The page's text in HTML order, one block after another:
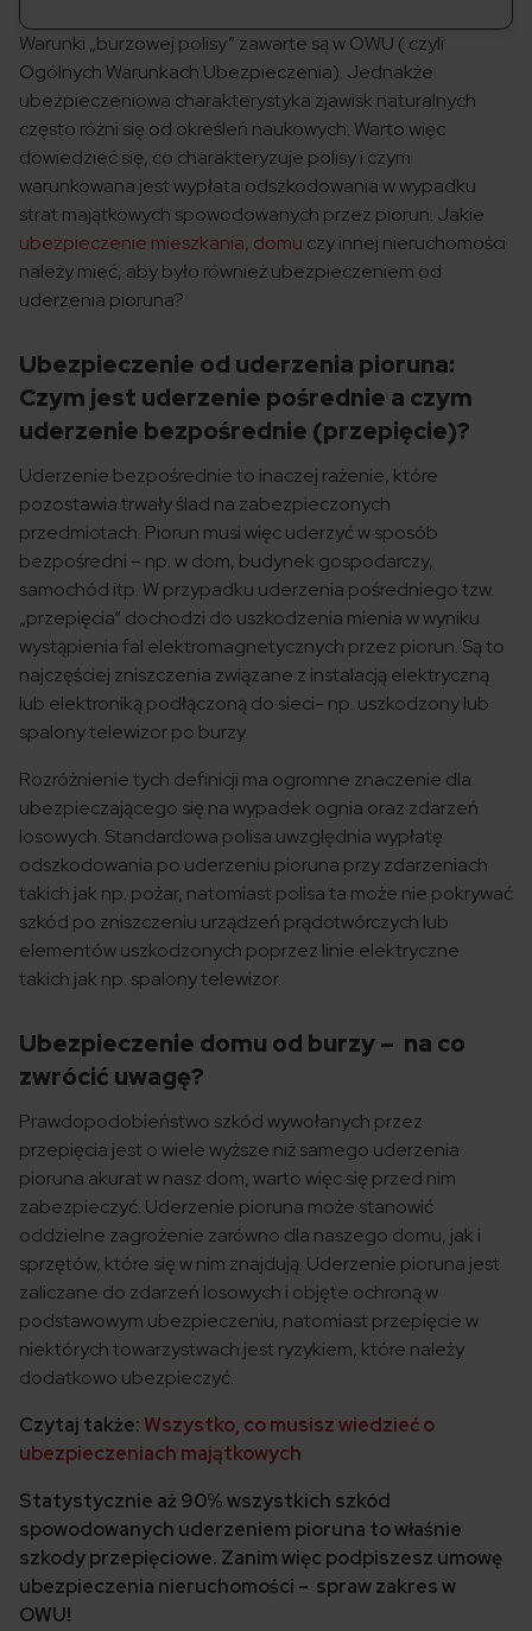
Warunki „burzowej polisy” zawarte są w OWU ( czyli
Ogólnych Warunkach Ubezpieczenia). Jednakże
ubezpieczeniowa charakterystyka zjawisk naturalnych
często różni się od określeń naukowych. Warto więc
dowiedzieć się, co charakteryzuje polisy i czym
warunkowana jest wypłata odszkodowania w wypadku
strat majątkowych spowodowanych przez piorun. Jakie
ubezpieczenie mieszkania, domu czy innej nieruchomości
należy mieć, aby było również ubezpieczeniem od
uderzenia pioruna?
Ubezpieczenie od uderzenia pioruna:
Czym jest uderzenie pośrednie a czym
uderzenie bezpośrednie (przepięcie)?
Uderzenie bezpośrednie to inaczej rażenie, które
pozostawia trwały ślad na zabezpieczonych
przedmiotach. Piorun musi więc uderzyć w sposób
bezpośredni – np. w dom, budynek gospodarczy,
samochód itp. W przypadku uderzenia pośredniego tzw.
„przepięcia” dochodzi do uszkodzenia mienia w wyniku
wystąpienia fal elektromagnetycznych przez piorun. Są to
najczęściej zniszczenia związane z instalacją elektryczną
lub elektroniką podłączoną do sieci- np. uszkodzony lub
spalony telewizor po burzy.
Rozróżnienie tych definicji ma ogromne znaczenie dla
ubezpieczającego się na wypadek ognia oraz zdarzeń
losowych. Standardowa polisa uwzględnia wypłatę
odszkodowania po uderzeniu pioruna przy zdarzeniach
takich jak np. pożar, natomiast polisa ta może nie pokrywać
szkód po zniszczeniu urządzeń prądotwórczych lub
elementów uszkodzonych poprzez linie elektryczne
takich jak np. spalony telewizor.
Ubezpieczenie domu od burzy – na co
zwrócić uwagę?
Prawdopodobieństwo szkód wywołanych przez
przepięcia jest o wiele wyższe niż samego uderzenia
pioruna akurat w nasz dom, warto więc się przed nim
zabezpieczyć. Uderzenie pioruna może stanowić
oddzielne zagrożenie zarówno dla naszego domu, jak i
sprzętów, które się w nim znajdują. Uderzenie pioruna jest
zaliczane do zdarzeń losowych i objęte ochroną w
podstawowym ubezpieczeniu, natomiast przepięcie w
niektórych towarzystwach jest ryzykiem, które należy
dodatkowo ubezpieczyć.
Czytaj także:Wszystko, co musisz wiedzieć o
ubezpieczeniach majątkowych
Statystycznie aż 90% wszystkich szkód
spowodowanych uderzeniem pioruna to właśnie
szkody przepięciowe. Zanim więc podpiszesz umowę
ubezpieczenia nieruchomości – spraw zakres w
OWU!